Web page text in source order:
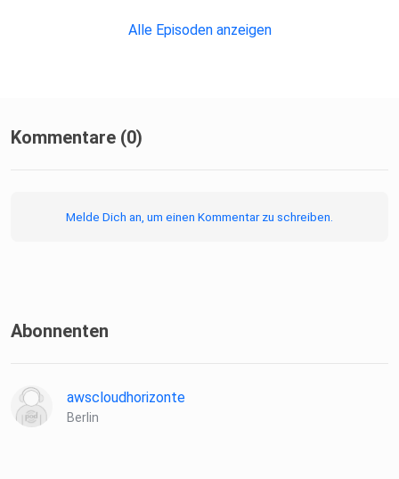
Alle Episoden anzeigen
Kommentare (0)
Melde Dich an, um einen Kommentar zu schreiben.
Abonnenten
awscloudhorizonte
Berlin